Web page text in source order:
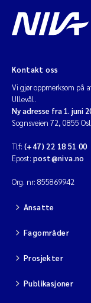
Kontakt oss
Vi gjør oppmerksom på
Ullevål.
Ny adresse fra 1. juni
Sognsveien 72, 0855
Tlf: (+47) 22 18 51 00
Epost: post@niva.no
Org. nr: 855869942
Ansatte
Fagområder
Prosjekter
Publikasjoner